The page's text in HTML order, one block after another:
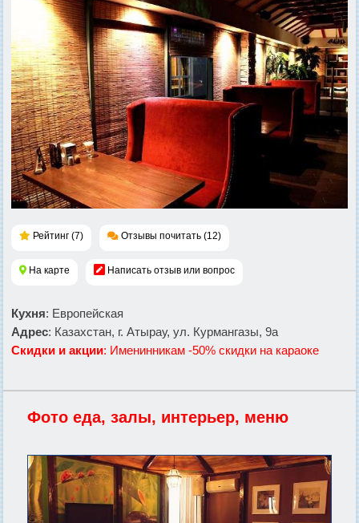
Рейтинг (7) Отзывы почитать (12)
На карте Написать отзыв или вопрос
Кухня: Европейская
Адрес: Казахстан, г. Атырау, ул. Курмангазы, 9а
Скидки и акции: Именинникам -50% скидки на караоке
Фото еда, залы, интерьер, меню